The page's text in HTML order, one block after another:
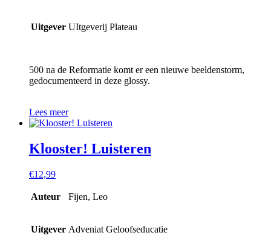
Uitgever UItgeverij Plateau
500 na de Reformatie komt er een nieuwe beeldenstorm,
gedocumenteerd in deze glossy.
Lees meer
Klooster! Luisteren
€12,99
Auteur Fijen, Leo
Uitgever Adveniat Geloofseducatie